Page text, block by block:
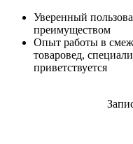
Уверенный
преимуществом
Опыт работы в
товаровед,
приветствуется